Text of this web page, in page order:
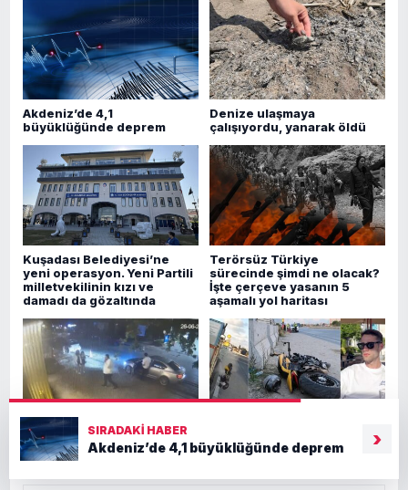
Akdeniz’de 4,1
büyüklüğünde deprem
Denize ulaşmaya
çalışıyordu, yanarak öldü
Kuşadası Belediyesi’ne
yeni operasyon. Yeni Partili
milletvekilinin kızı ve
damadı da gözaltında
Terörsüz Türkiye
sürecinde şimdi ne olacak?
İşte çerçeve yasanın 5
aşamalı yol haritası
Ankara’da değnekçilere
operasyon
gezisi sonu oldu
SIRADAKI HABER
Akdeniz’de 4,1 büyüklüğünde deprem ›